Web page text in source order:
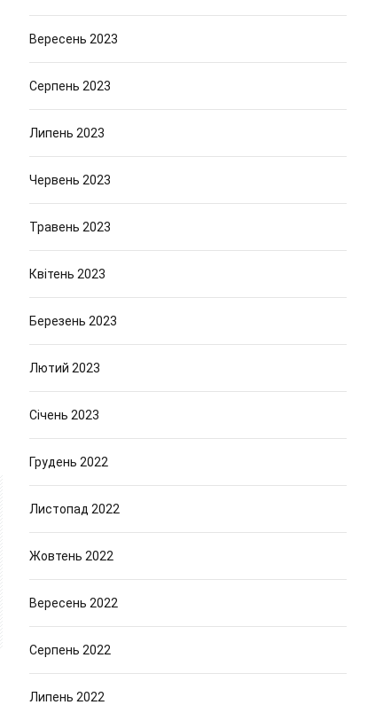
Вересень 2023
Серпень 2023
Липень 2023
Червень 2023
Травень 2023
Квітень 2023
Березень 2023
Лютий 2023
Січень 2023
Грудень 2022
Листопад 2022
Жовтень 2022
Вересень 2022
Серпень 2022
Липень 2022